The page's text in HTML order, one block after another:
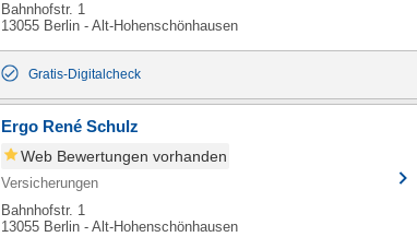
Bahnhofstr. 1
13055 Berlin - Alt-Hohenschönhausen
Gratis-Digitalcheck
Ergo René Schulz
Web Bewertungen vorhanden
Versicherungen
Bahnhofstr. 1
13055 Berlin - Alt-Hohenschönhausen